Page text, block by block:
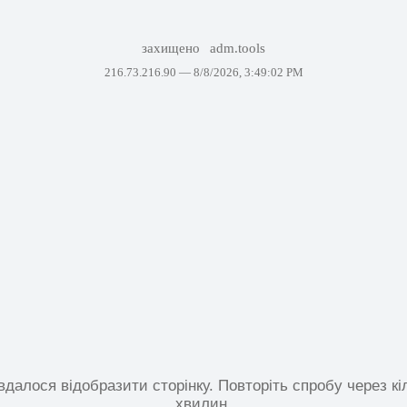
захищено adm.tools
216.73.216.90 — 8/8/2026, 3:49:02 PM
відобразити сторінку. Повторіть спробу через